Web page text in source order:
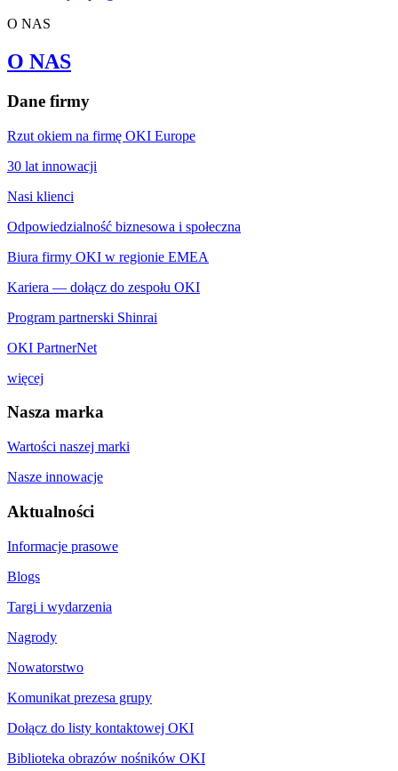
O NAS
O NAS
Dane firmy
Rzut okiem na firmę OKI Europe
30 lat innowacji
Nasi klienci
Odpowiedzialność biznesowa i społeczna
Biura firmy OKI w regionie EMEA
Kariera — dołącz do zespołu OKI
Program partnerski Shinrai
OKI PartnerNet
więcej
Nasza marka
Wartości naszej marki
Nasze innowacje
Aktualności
Informacje prasowe
Blogs
Targi i wydarzenia
Nagrody
Nowatorstwo
Komunikat prezesa grupy
Dołącz do listy kontaktowej OKI
Biblioteka obrazów nośników OKI